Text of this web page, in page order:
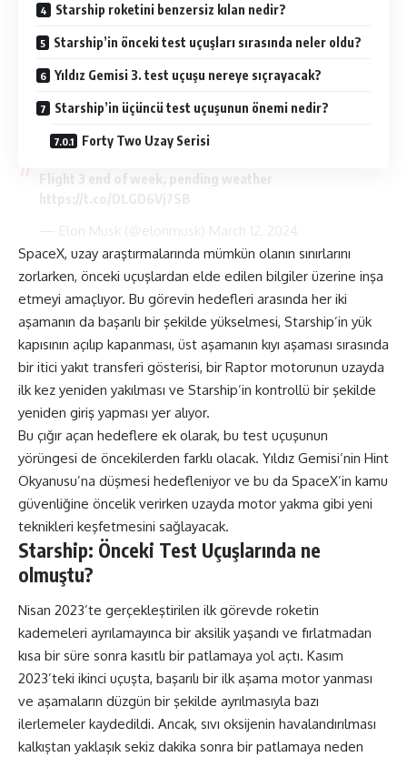
Starship roketini benzersiz kılan nedir?
Starship’in önceki test uçuşları sırasında neler oldu?
Yıldız Gemisi 3. test uçuşu nereye sıçrayacak?
Starship’in üçüncü test uçuşunun önemi nedir?
Forty Two Uzay Serisi
Flight 3 end of week, pending weather
SpaceX, uzay araştırmalarında mümkün olanın sınırlarını
zorlarken, önceki uçuşlardan elde edilen bilgiler üzerine inşa
etmeyi amaçlıyor. Bu görevin hedefleri arasında her iki
aşamanın da başarılı bir şekilde yükselmesi, Starship’in yük
kapısının açılıp kapanması, üst aşamanın kıyı aşaması sırasında
bir itici yakıt transferi gösterisi, bir Raptor motorunun uzayda
ilk kez yeniden yakılması ve Starship’in kontrollü bir şekilde
yeniden giriş yapması yer alıyor.
Bu çığır açan hedeflere ek olarak, bu test uçuşunun
yörüngesi de öncekilerden farklı olacak. Yıldız Gemisi’nin Hint
Okyanusu’na düşmesi hedefleniyor ve bu da SpaceX’in kamu
güvenliğine öncelik verirken uzayda motor yakma gibi yeni
teknikleri keşfetmesini sağlayacak.
Starship: Önceki Test Uçuşlarında ne
olmuştu?
Nisan 2023’te gerçekleştirilen ilk görevde roketin
kademeleri ayrılamayınca bir aksilik yaşandı ve fırlatmadan
kısa bir süre sonra kasıtlı bir patlamaya yol açtı. Kasım
2023’teki ikinci uçuşta, başarılı bir ilk aşama motor yanması
ve aşamaların düzgün bir şekilde ayrılmasıyla bazı
ilerlemeler kaydedildi. Ancak, sıvı oksijenin havalandırılması
kalkıştan yaklaşık sekiz dakika sonra bir patlamaya neden